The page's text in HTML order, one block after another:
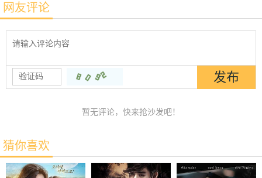
网友评论
暂无评论，快来抢沙发吧！
猜你喜欢